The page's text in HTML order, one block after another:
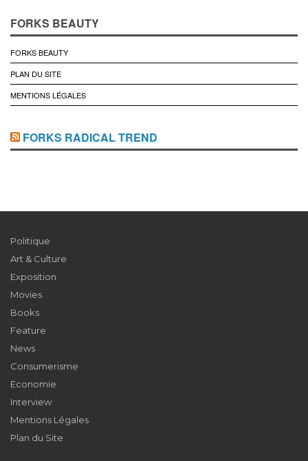
FORKS BEAUTY
FORKS BEAUTY
PLAN DU SITE
MENTIONS LÉGALES
FORKS RADICAL TREND
Politique
Art & Culture
Exposition
Movies
Books
Feature
News
Consumerisme
Economie
Interview
Mentions Légales
Plan du Site